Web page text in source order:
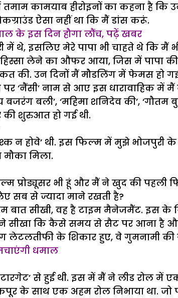
में तमाम कामयाब हीरोइनों का कहना
ऐसा नहीं था कि मैं डांस करूं.
के इस दिन हौगा लौंच, पढ़ें खबर
में थे, इसलिए मेरे पापा भी चाहते थे
हिस्सा लेने का औफर आया, जिस में पापा
की. उन दिनों मैं मौडलिंग में फेमस हो
‘नैंसी’ नाम से आए इस धारावाहिक में मैं
‘महिमा शनिदेव की’, ‘गौतम बुद्ध’,
की शुरुआत हो गई थी.
न होवे’ थी. इस फिल्म में मुझे भोजपुरी
मिला.
भी हूं और मैं ने खुद की पहली
सब से ज्यादा माने रखती है?
सीखी, वह है टाइम मैनेजमैंट. इस के
मैं ने सीखा कि कैसे समय से सैट पर आना
लेटलतीफी के शिकार हुए, वे गुमनामी की
धमाल
से हुई थी. इस में मैं ने लीड रोल में
के साथ एक अहम रोल निभाया था. जो